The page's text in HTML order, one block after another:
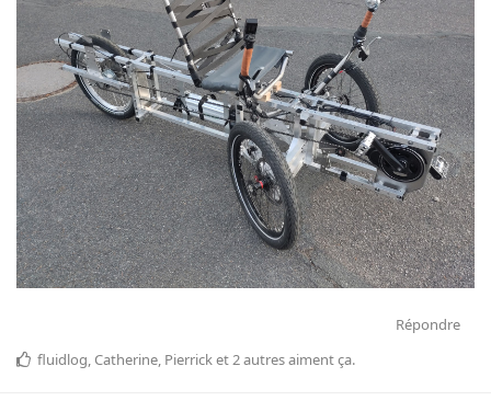
Répondre
fluidlog, Catherine, Pierricket2autresaiment ça.